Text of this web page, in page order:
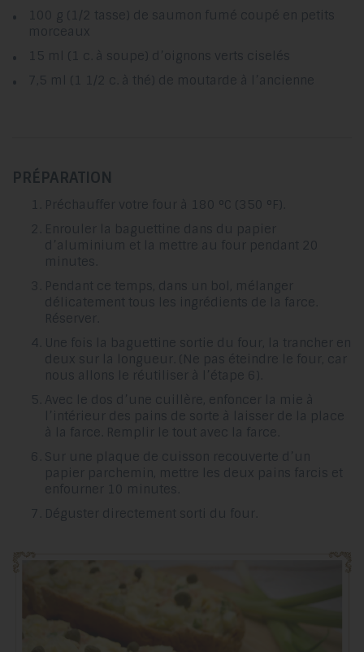
100 g (1/2 tasse) de saumon fumé coupé en petits
morceaux
15 ml (1 c. à soupe) d’oignons verts ciselés
7,5 ml (1 1/2 c. à thé) de moutarde à l’ancienne
PRÉPARATION
Préchauffer votre four à 180 °C (350 °F).
Enrouler la baguettine dans du papier
d’aluminium et la mettre au four pendant 20
minutes.
Pendant ce temps, dans un bol, mélanger
délicatement tous les ingrédients de la farce.
Réserver.
Une fois la baguettine sortie du four, la trancher en
deux sur la longueur. (Ne pas éteindre le four, car
nous allons le réutiliser à l’étape 6).
Avec le dos d’une cuillère, enfoncer la mie à
l’intérieur des pains de sorte à laisser de la place
à la farce. Remplir le tout avec la farce.
Sur une plaque de cuisson recouverte d’un
papier parchemin, mettre les deux pains farcis et
enfourner 10 minutes.
Déguster directement sorti du four.